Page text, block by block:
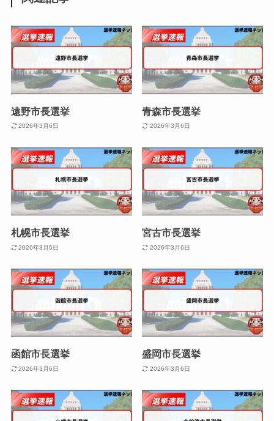
遠野市長選挙
2026年3月6日
青森市長選挙
2026年3月6日
札幌市長選挙
2026年3月6日
宮古市長選挙
2026年3月6日
函館市長選挙
2026年3月6日
盛岡市長選挙
2026年3月6日